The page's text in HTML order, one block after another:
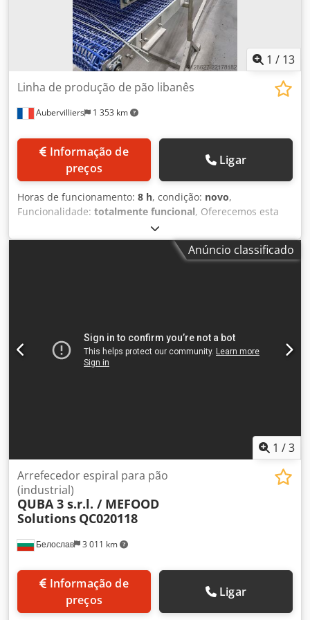
1 / 13
Aubervilliers 1 353 km
Linha de produção de pão libanês
preços
Ligar
Horas de funcionamento: 8 h, condição: novo,
Funcionalidade: totalmente funcional, Oferecemos esta
nova linha de produção de pão libanês, ano de construção
desconhecido. Dkjdpfozf Iphjx An Esr Se tiver alguma
dúvida ou necessitar de mais informações, não hesite em
Anúncio classificado
1 /3
Белослав 3 011 km
Arrefecedor espiral para pão
(industrial)
QUBA 3 s.r.l. / MEFOOD
Solutions QC020118
preços
Ligar